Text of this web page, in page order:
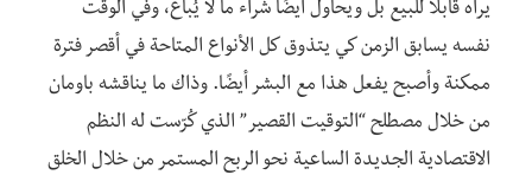
يراه قابلًا للبيع بل ويحاول أيضًا شراء ما لا يُباع، وفي الوقت
نفسه يسابق الزمن كي يتذوق كل الأنواع المتاحة في أقصر فترة
ممكنة وأصبح يفعل هذا مع البشر أيضًا. وذاك ما يناقشه باومان
من خلال مصطلح “التوقيت القصير” الذي كُرّست له النظم
الاقتصادية الجديدة الساعية نحو الربح المستمر من خلال الخلق